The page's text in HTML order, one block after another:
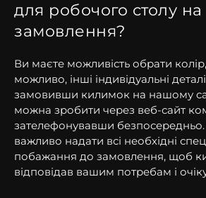
для робочого столу на
замовлення?
Ви маєте можливість обрати
можливо, інші індивідуальні
замовивши килимок на нашому
можна зробити через веб-сайт
зателефонувавши
важливо надати всі необхідні
побажання до замовлення, щоб
відповідав вашим потребам і